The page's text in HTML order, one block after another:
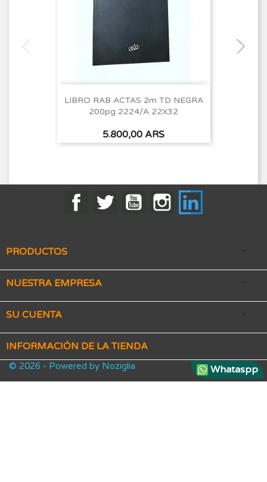
LIBRO RAB ACTAS 2m TD NEGRA
200pg 2224/A 22X32
Precio
5.800,00 ARS
FacebookTwitter YouTubeInstagram
PRODUCTOS 
NUESTRA EMPRESA 
SU CUENTA 
INFORMACIÓN DE LA TIENDA
Whataspp
© 2026 - Powered by Noziglia